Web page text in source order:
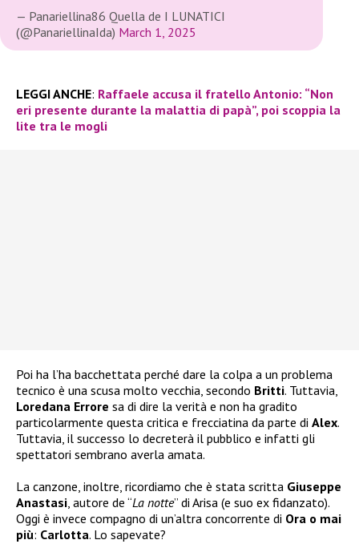
— Panariellina86 Quella de I LUNATICI
(@PanariellinaIda) March 1, 2025
LEGGI ANCHE: Raffaele accusa il fratello Antonio: “Non
eri presente durante la malattia di papà”, poi scoppia la
lite tra le mogli
Poi ha l’ha bacchettata perché dare la colpa a un problema
tecnico è una scusa molto vecchia, secondo Britti. Tuttavia,
Loredana Errore sa di dire la verità e non ha gradito
particolarmente questa critica e frecciatina da parte di Alex.
Tuttavia, il successo lo decreterà il pubblico e infatti gli
spettatori sembrano averla amata.
La canzone, inoltre, ricordiamo che è stata scritta Giuseppe
Anastasi , autore de “La notte” di Arisa (e suo ex fidanzato).
Oggi è invece compagno di un’altra concorrente di Ora o mai
più: Carlotta. Lo sapevate?